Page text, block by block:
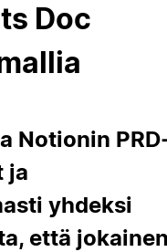
Doc
Notionin
ja
yhdeksi
että